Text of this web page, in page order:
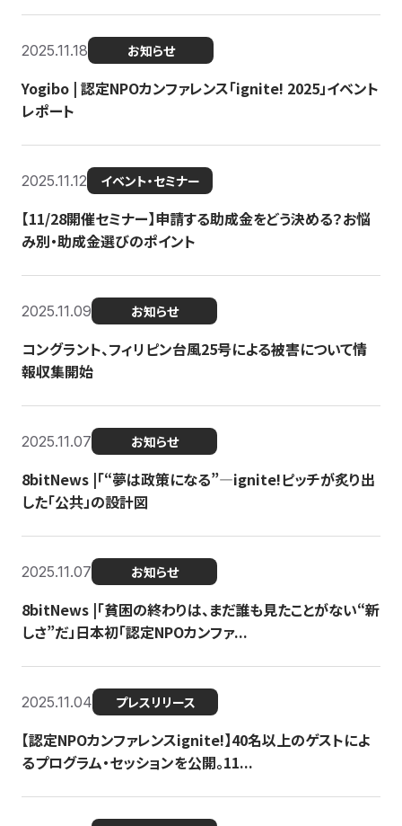
2025.11.18 お知らせ
Yogibo | 認定NPOカンファレンス「ignite! 2025」イベント
レポート
2025.11.12 イベント・セミナー
【11/28開催セミナー】申請する助成金をどう決める？お悩
み別・助成金選びのポイント
2025.11.09 お知らせ
コングラント、フィリピン台風25号による被害について情
報収集開始
2025.11.07 お知らせ
8bitNews |「“夢は政策になる”—ignite!ピッチが炙り出
した「公共」の設計図
2025.11.07 お知らせ
8bitNews |「貧困の終わりは、まだ誰も見たことがない“新
しさ”だ」日本初「認定NPOカンファ...
2025.11.04 プレスリリース
【認定NPOカンファレンスignite!】40名以上のゲストによ
るプログラム・セッションを公開。11...